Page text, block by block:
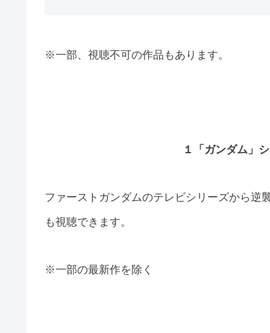
※一部、視聴不可の作品もあります。
１「ガンダム」
ファーストガンダムのテレビシリーズから逆
も視聴できます。
※一部の最新作を除く